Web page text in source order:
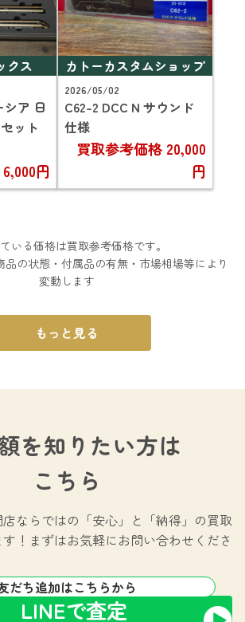
クス
シア 日
ット
6,000円
カトーカスタムショップ
2026/05/02
C62-2 DCC N サウンド
仕様
買取参考価格 20,000
円
いる価格は買取参考価格です。
品の状態・付属品の有無・市場相場等により
変動します
もっと見る
を知りたい方は
こちら
ならではの 「安心」と「納得」の買取
！ まずはお気軽にお問い合わせくださ
だち追加はこちらから
LINEで査定